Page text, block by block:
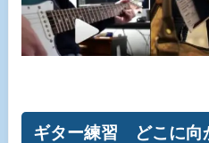
ギター練習 どこに向